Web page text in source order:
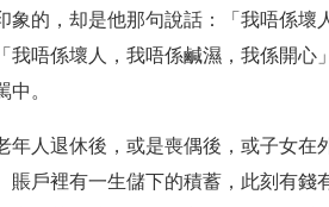
象的，却是他那句說話：「我唔係
我唔係壞人，我唔係鹹濕，我係開
。
年人退休後，或是喪偶後，或子女
賬戶裡有一生儲下的積蓄，此刻有